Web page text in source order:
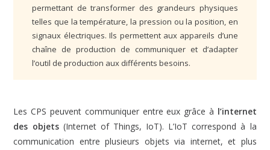
permettant de transformer des grandeurs physiques
telles que la température, la pression ou la position, en
signaux électriques. Ils permettent aux appareils d’une
chaîne de production de communiquer et d’adapter
l’outil de production aux différents besoins.
Les CPS peuvent communiquer entre eux grâce à l’internet
des objets(Internet of Things, IoT). L’IoT correspond à la
communication entre plusieurs objets via internet, et plus